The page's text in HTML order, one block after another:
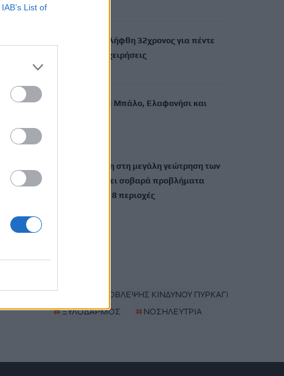
IAB’s List of9 Αυγούστου, 2026
Κίσσαμος: Συνελήφθη 32χρονος για πέντε
κλοπές από επιχειρήσεις
Με… κράτηση σε Μπάλο, Ελαφονήσι και
Ηράκλειο: Βλάβη στη μεγάλη γεώτρηση των
Βασιλειών φέρνει σοβαρά προβλήματα
υδροδότησης σε 8 περιοχές
ΧΑΡΤΗΣ ΠΡΟΒΛΕΨΗΣ ΚΙΝΔΥΝΟΥ ΠΥΡΚΑΓΙΩΝ
#ΞΥΛΟΔΑΡΜΟΣ #ΝΟΣΗΛΕΥΤΡΙΑ